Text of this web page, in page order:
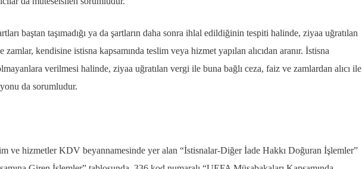
baştan taşımadığı ya da şartların daha sonra ihlal edildiğinin tespiti halinde, ziyaa uğratılan
kendisine istisna kapsamında teslim veya hizmet yapılan alıcıdan aranır. İstisna
verilmesi halinde, ziyaa uğratılan vergi ile buna bağlı ceza, faiz ve zamlardan alıcı ile
da sorumludur.
ve hizmetler KDV beyannamesinde yer alan “İstisnalar-Diğer İade Hakkı Doğuran İşlemler”